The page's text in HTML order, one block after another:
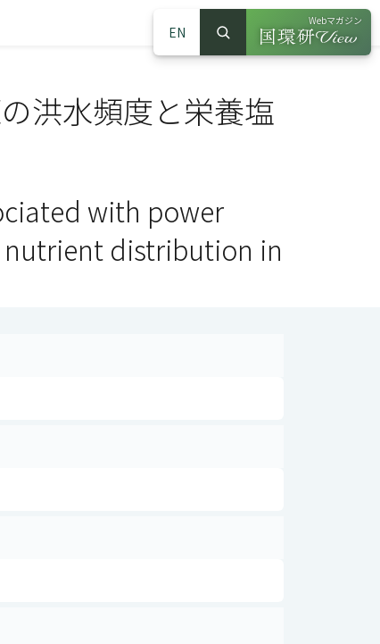
EN
サイト内検索
検索
Webマガジン
（別ウインドウ
洪水頻度と栄養塩
with power
distribution in